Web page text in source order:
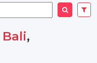
Bali,